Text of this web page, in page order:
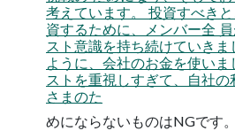
考えています。 投資すべき
資するために、メンバー全
スト意識を持ち続けていき
ように、会社のお金を使い
ストを重視しすぎて、自社
さまのた
めにならないものはNGです